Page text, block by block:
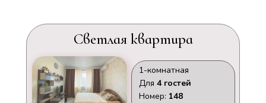
Светлая квартира
Для 4 гостей
Номер: 148
1-комнатная